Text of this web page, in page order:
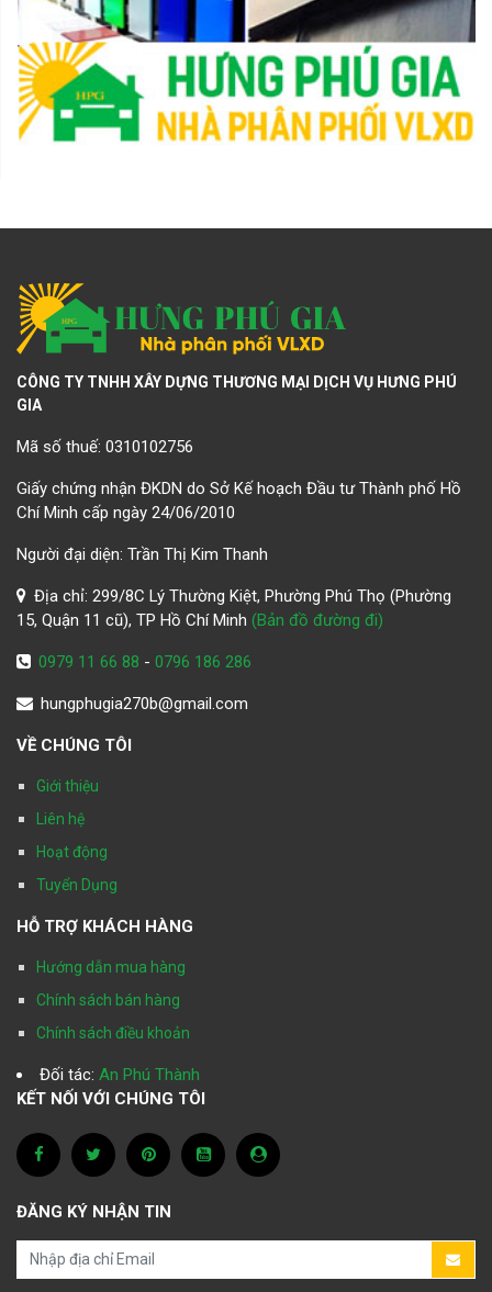
CÔNG TY TNHH XÂY DỰNG THƯƠNG MẠI DỊCH VỤ HƯNG PHÚ
GIA
Mã số thuế: 0310102756
Giấy chứng nhận ĐKDN do Sở Kế hoạch Đầu tư Thành phố Hồ
Chí Minh cấp ngày 24/06/2010
Người đại diện: Trần Thị Kim Thanh
Địa chỉ: 299/8C Lý Thường Kiệt, Phường Phú Thọ (Phường
15, Quận 11 cũ), TP Hồ Chí Minh (Bản đồ đường đi)
0979 11 66 88 - 0796 186 286
hungphugia270b@gmail.com
VỀ CHÚNG TÔI
Giới thiệu
Liên hệ
Hoạt động
Tuyển Dụng
HỖ TRỢ KHÁCH HÀNG
Hướng dẫn mua hàng
Chính sách bán hàng
Chính sách điều khoản
Đối tác: An Phú Thành
KẾT NỐI VỚI CHÚNG TÔI
ĐĂNG KÝ NHẬN TIN